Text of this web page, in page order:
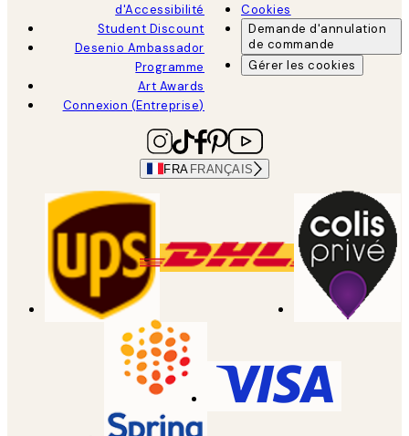
d'Accessibilité
Student Discount
Desenio Ambassador
Programme
Art Awards
Connexion (Entreprise)
Cookies
Demande d'annulation
de commande
Gérer les cookies
FRA FRANÇAIS